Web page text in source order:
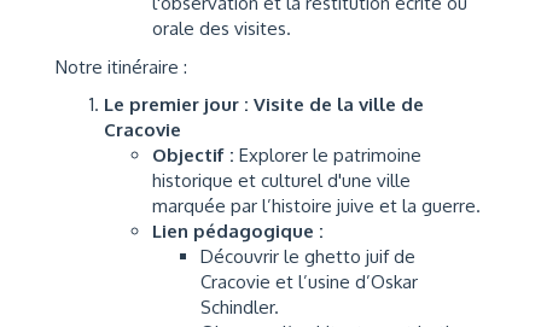
orale des visites.
Notre itinéraire :
Le premier jour : Visite de la ville de
Cracovie
Objectif : Explorer le patrimoine
historique et culturel d'une ville
marquée par l’histoire juive et la guerre.
Lien pédagogique :
Découvrir le ghetto juif de
Cracovie et l’usine d’Oskar
Schindler.